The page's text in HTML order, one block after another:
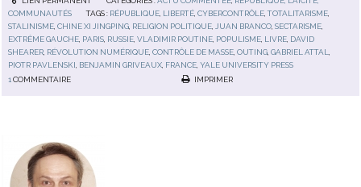
COMMUNAUTÉS
TAGS : RÉPUBLIQUE LIBERTÉ ,CYBERCONTRÔLE ,TOTALITARISME
STALINISME ,CHINE XI JINGPING RELIGION POLITIQUE JUAN BRANCO ,SECTARISME
EXTRÊME GAUCHE PARIS RUSSIE ,VLADIMIR POUTINE POPULISME LIVRE DAVID
SHEARER RÉVOLUTION NUMÉRIQUE ,CONTRÔLE DE MASSE ,OUTING ,GABRIEL ATTAL
PIOTR PAVLENSKI BENJAMIN GRIVEAUX FRANCE ,YALE UNIVERSITY PRESS
1COMMENTAIRE IMPRIMER